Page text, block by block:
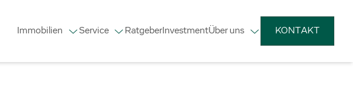
Immobilien Service RatgeberInvestmentÜber uns KONTAKT